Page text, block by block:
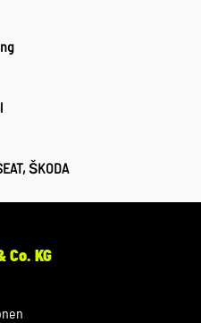
ŠKODA
Co. KG